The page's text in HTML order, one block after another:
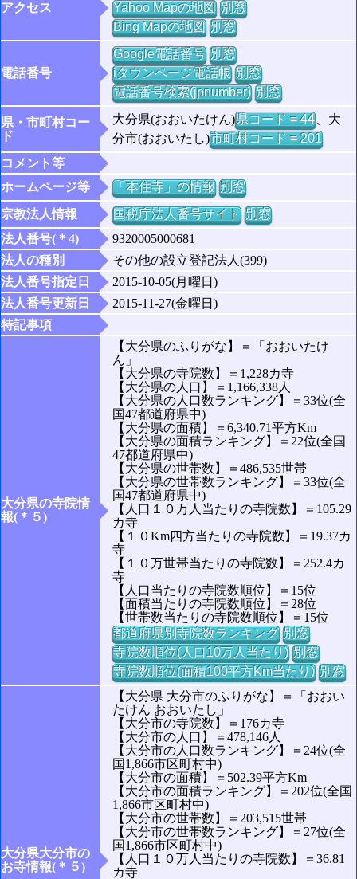
アクセス
Yahoo Mapの地図 別窓
Bing Mapの地図 別窓
電話番号
Google電話番号 別窓
iタウンページ電話帳 別窓
電話番号検索(jpnumber) 別窓
県・市町村コー
ド
大分県(おおいたけん)県コード = 44、大
分市(おおいたし)市町村コード = 201
コメント等
ホームページ等
「本住寺」の情報 別窓
宗教法人情報
国税庁法人番号サイト 別窓
法人番号(＊4)
9320005000681
法人の種別
その他の設立登記法人(399)
法人番号指定日
2015-10-05(月曜日)
法人番号更新日
2015-11-27(金曜日)
特記事項
大分県の寺院情
報(＊５)
【大分県のふりがな】＝「おおいたけ
ん」
【大分県の寺院数】＝1,228カ寺
【大分県の人口】＝1,166,338人
【大分県の人口数ランキング】＝33位(全
国47都道府県中)
【大分県の面積】＝6,340.71平方Km
【大分県の面積ランキング】＝22位(全国
47都道府県中)
【大分県の世帯数】＝486,535世帯
【大分県の世帯数ランキング】＝33位(全
国47都道府県中)
【人口１０万人当たりの寺院数】＝105.29
カ寺
【１０Km四方当たりの寺院数】＝19.37カ
寺
【１０万世帯当たりの寺院数】＝252.4カ
寺
【人口当たりの寺院数順位】＝15位
【面積当たりの寺院数順位】＝28位
【世帯数当たりの寺院数順位】＝15位
都道府県別寺院数ランキング 別窓
寺院数順位(人口10万人当たり) 別窓
寺院数順位(面積100平方Km当たり) 別窓
大分県大分市の
お寺情報(＊５)
【大分県 大分市のふりがな】＝「おおい
たけん おおいたし」
【大分市の寺院数】＝176カ寺
【大分市の人口】＝478,146人
【大分市の人口数ランキング】＝24位(全
国1,866市区町村中)
【大分市の面積】＝502.39平方Km
【大分市の面積ランキング】＝202位(全国
1,866市区町村中)
【大分市の世帯数】＝203,515世帯
【大分市の世帯数ランキング】＝27位(全
国1,866市区町村中)
【人口１０万人当たりの寺院数】＝36.81
カ寺